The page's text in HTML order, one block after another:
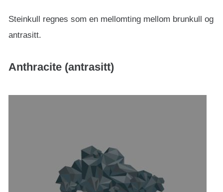
Steinkull regnes som en mellomting mellom brunkull og
antrasitt.
Anthracite (antrasitt)